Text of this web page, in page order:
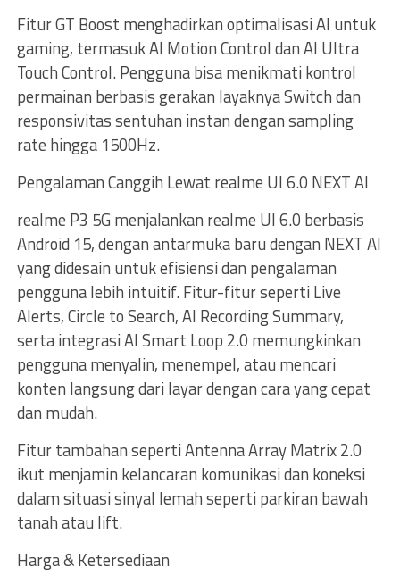
Fitur GT Boost menghadirkan optimalisasi AI untuk
gaming, termasuk AI Motion Control dan AI Ultra
Touch Control. Pengguna bisa menikmati kontrol
permainan berbasis gerakan layaknya Switch dan
responsivitas sentuhan instan dengan sampling
rate hingga 1500Hz.
Pengalaman Canggih Lewat realme UI 6.0 NEXT AI
realme P3 5G menjalankan realme UI 6.0 berbasis
Android 15, dengan antarmuka baru dengan NEXT AI
yang didesain untuk efisiensi dan pengalaman
pengguna lebih intuitif. Fitur-fitur seperti Live
Alerts, Circle to Search, AI Recording Summary,
serta integrasi AI Smart Loop 2.0 memungkinkan
pengguna menyalin, menempel, atau mencari
konten langsung dari layar dengan cara yang cepat
dan mudah.
Fitur tambahan seperti Antenna Array Matrix 2.0
ikut menjamin kelancaran komunikasi dan koneksi
dalam situasi sinyal lemah seperti parkiran bawah
tanah atau lift.
Harga & Ketersediaan